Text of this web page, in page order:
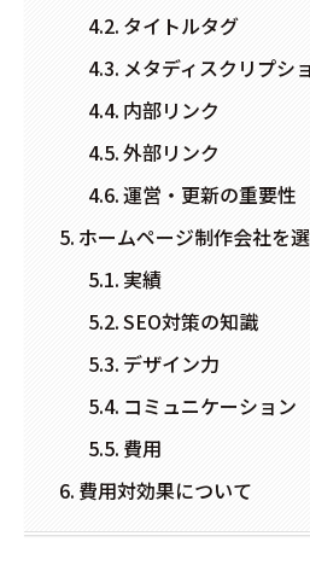
タイトルタグ
メタディスクリプシ
内部リンク
外部リンク
運営・更新の重要性
ホームページ制作会社を
実績
SEO対策の知識
デザイン力
コミュニケーション
費用
費用対効果について